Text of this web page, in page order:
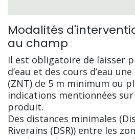
Modalités
au champ
Il est obligatoire de laisser
d’eau et des cours d’eau
(ZNT) de 5 m minimum ou
indications mentionnées
produit.
Des distances minimales
Riverains (DSR)) entre les